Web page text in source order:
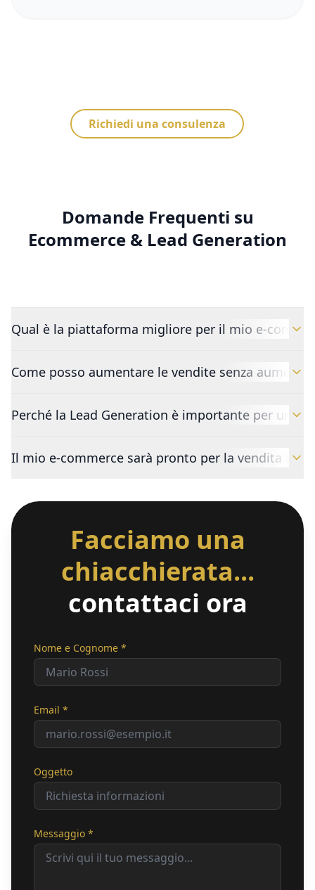
Richiedi una consulenza
Domande Frequenti su
Ecommerce & Lead Generation
Qual è la piattaforma migliore per il mio e-
Come posso aumentare le vendite senza
Perché la Lead Generation è importante per un
Il mio e-commerce sarà pronto per la vendita
Facciamo una
chiacchierata...
contattaci ora
Nome e Cognome *
Email *
Oggetto
Messaggio *